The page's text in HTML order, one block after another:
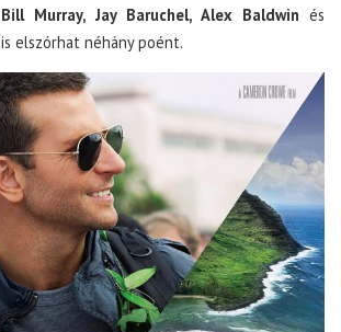
Bill Murray, Jay Baruchel, Alex Baldwin és
is elszórhat néhány poént.